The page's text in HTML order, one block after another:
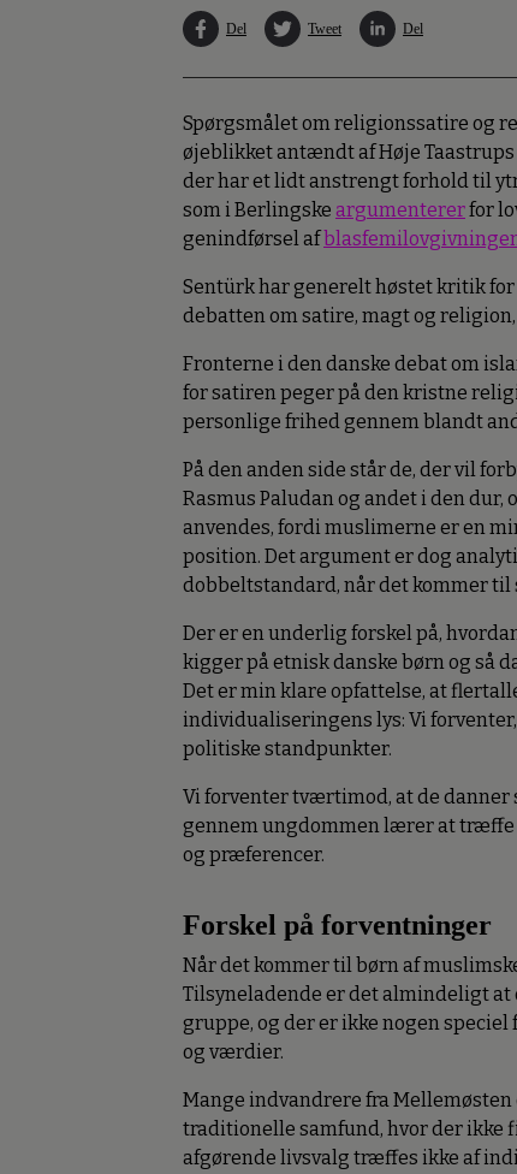
Del Tweet Del
Spørgsmålet om religionssatire og
øjeblikket antændt af Høje
der har et lidt anstrengt forhold til
som i Berlingske argumentererfor
genindførsel af
Sentürk har generelt høstet kritik
debatten om satire, magt og
Fronterne i den danske debat om
for satiren peger på den kristne
personlige frihed gennem blandt
På den anden side står de, der vil
Rasmus Paludan og andet i den
anvendes, fordi muslimerne er en
position. Det argument er dog
dobbeltstandard, når det kommer
Der er en underlig forskel på,
kigger på etnisk danske børn og så
Det er min klare opfattelse, at
individualiseringens lys: Vi
politiske standpunkter.
Vi forventer tværtimod, at de danner
gennem ungdommen lærer at
og præferencer.
Forskel på forventninger
Når det kommer til børn af
Tilsyneladende er det almindeligt
gruppe, og der er ikke nogen
og værdier.
Mange indvandrere fra
traditionelle samfund, hvor der ikke
afgørende livsvalg træffes ikke af